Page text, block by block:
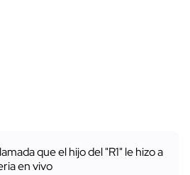
que el hijo del "R1" le hizo a
en vivo